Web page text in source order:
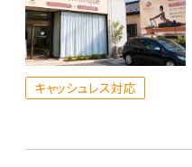
キャッシュレス対応